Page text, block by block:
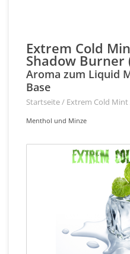
Extrem Cold
Shadow Burner
Aroma zum Liquid
Base
Startseite/ Extrem Cold
Menthol und Minze